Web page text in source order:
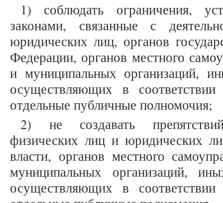
1) соблюдать ограничения,
законами, связанные с
юридических лиц, органов
Федерации, органов местного
и муниципальных организаций,
осуществляющих в
отдельные публичные полномочия;
2) не создавать
физических лиц и юридических
власти, органов местного
муниципальных организаций,
осуществляющих в